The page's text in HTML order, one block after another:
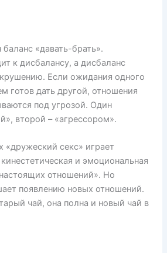
«давать-брать».
к дисбалансу, а дисбаланс
Если ожидания одного
готов дать другой, отношения
под угрозой. Один
второй – «агрессором».
«дружеский секс» играет
и эмоциональная
отношений». Но
появлению новых отношений.
чай, она полна и новый чай в